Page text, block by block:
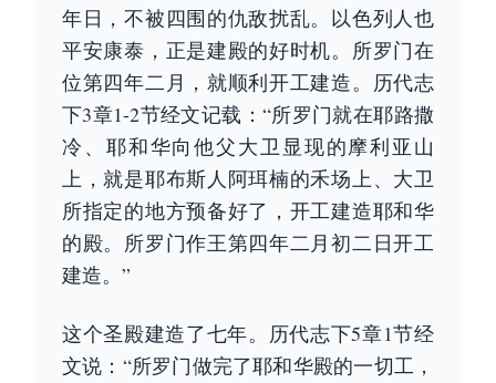
年日，不被四围的仇敌扰乱。以色列人也
平安康泰，正是建殿的好时机。所罗门在
位第四年二月，就顺利开工建造。历代志
下3章1-2节经文记载：“所罗门就在耶路撒
冷、耶和华向他父大卫显现的摩利亚山
上，就是耶布斯人阿珥楠的禾场上、大卫
所指定的地方预备好了，开工建造耶和华
的殿。所罗门作王第四年二月初二日开工
建造。”
这个圣殿建造了七年。历代志下5章1节经
文说：“所罗门做完了耶和华殿的一切工，